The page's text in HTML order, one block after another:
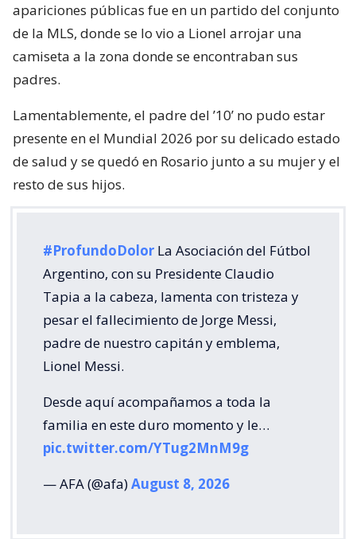
apariciones públicas fue en un partido del conjunto
de la MLS, donde se lo vio a Lionel arrojar una
camiseta a la zona donde se encontraban sus
padres.
Lamentablemente, el padre del ’10’ no pudo estar
presente en el Mundial 2026 por su delicado estado
de salud y se quedó en Rosario junto a su mujer y el
resto de sus hijos.
#ProfundoDolor La Asociación del Fútbol
Argentino, con su Presidente Claudio
Tapia a la cabeza, lamenta con tristeza y
pesar el fallecimiento de Jorge Messi,
padre de nuestro capitán y emblema,
Lionel Messi.
Desde aquí acompañamos a toda la
familia en este duro momento y le…
pic.twitter.com/YTug2MnM9g
— AFA (@afa)August 8, 2026